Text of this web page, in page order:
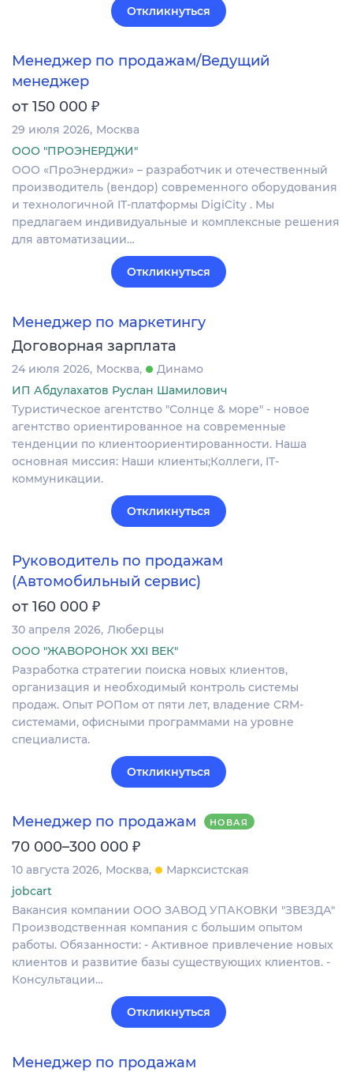
Откликнуться
Менеджер по продажам/Ведущий
менеджер
от 150 000 ₽
29 июля 2026 Москва
ООО "ПРОЭНЕРДЖИ"
ООО «ПроЭнерджи» – разработчик и отечественный
производитель (вендор) современного оборудования
и технологичной IT-платформы DigiCity . Мы
предлагаем индивидуальные и комплексные решения
для автоматизации…
Откликнуться
Менеджер по маркетингу
Договорная зарплата
24 июля 2026 Москва
Динамо
ИП Абдулахатов Руслан Шамилович
Туристическое агентство "Солнце & море" - новое
агентство ориентированное на современные
тенденции по клиентоориентированности. Наша
основная миссия: Наши клиенты;Коллеги, IT-
коммуникации.
Откликнуться
Руководитель по продажам
(Автомобильный сервис)
от 160 000 ₽
30 апреля 2026 Люберцы
ООО "ЖАВОРОНОК ХХI ВЕК"
Разработка стратегии поиска новых клиентов,
организация и необходимый контроль системы
продаж. Опыт РОПом от пяти лет, владение CRM-
системами, офисными программами на уровне
специалиста.
Откликнуться
Менеджер по продажам НОВАЯ
70 000–300 000 ₽
10 августа 2026 Москва
Марксистская
jobcart
Вакансия компании ООО ЗАВОД УПАКОВКИ "ЗВЕЗДА"
Производственная компания с большим опытом
работы. Обязанности: - Активное привлечение новых
клиентов и развитие базы существующих клиентов. -
Консультации…
Откликнуться
Менеджер по продажам